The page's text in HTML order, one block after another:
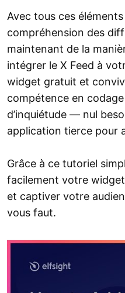
Avec tous ces éléments
compréhension des
maintenant de la
intégrer le X Feed à
widget gratuit et
compétence en
d’inquiétude — nul
application tierce pour
Grâce à ce tutoriel
facilement votre
et captiver votre
vous faut.